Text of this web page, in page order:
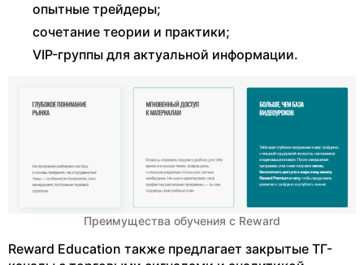
опытные трейдеры;
сочетание теории и практики;
VIP-группы для актуальной информации.
Преимущества обучения с Reward
Reward Education также предлагает закрытые ТГ-